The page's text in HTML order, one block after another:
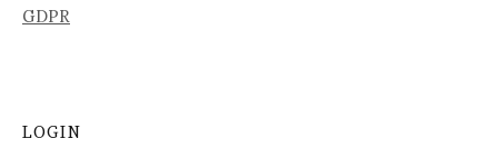
GDPR
LOGIN